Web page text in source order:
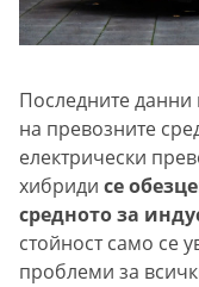
Последните данни
на превозните
електрически
хибриди се
средното за
стойност само се
проблеми за